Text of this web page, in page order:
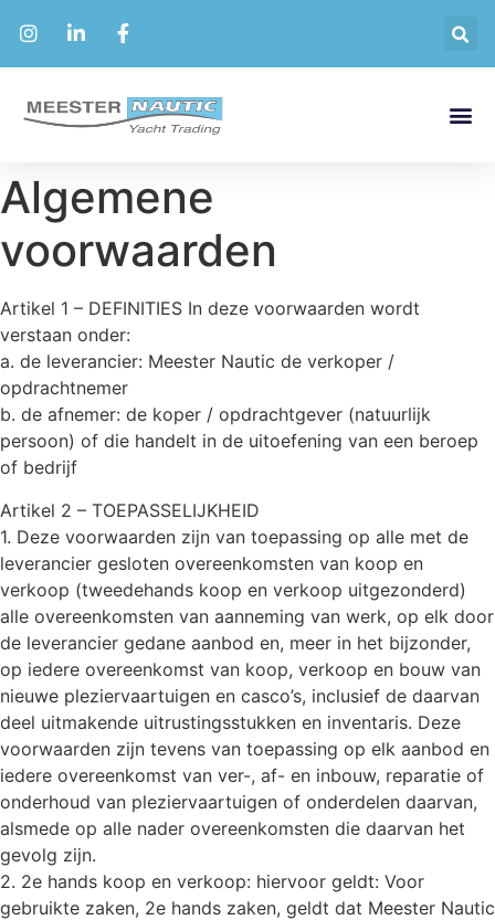
Algemene
voorwaarden
Artikel 1 – DEFINITIES In deze voorwaarden wordt
verstaan onder:
a. de leverancier: Meester Nautic de verkoper /
opdrachtnemer
b. de afnemer: de koper / opdrachtgever (natuurlijk
persoon) of die handelt in de uitoefening van een beroep
of bedrijf
Artikel 2 – TOEPASSELIJKHEID
1. Deze voorwaarden zijn van toepassing op alle met de
leverancier gesloten overeenkomsten van koop en
verkoop (tweedehands koop en verkoop uitgezonderd)
alle overeenkomsten van aanneming van werk, op elk door
de leverancier gedane aanbod en, meer in het bijzonder,
op iedere overeenkomst van koop, verkoop en bouw van
nieuwe pleziervaartuigen en casco’s, inclusief de daarvan
deel uitmakende uitrustingsstukken en inventaris. Deze
voorwaarden zijn tevens van toepassing op elk aanbod en
iedere overeenkomst van ver-, af- en inbouw, reparatie of
onderhoud van pleziervaartuigen of onderdelen daarvan,
alsmede op alle nader overeenkomsten die daarvan het
gevolg zijn.
2. 2e hands koop en verkoop: hiervoor geldt: Voor
gebruikte zaken, 2e hands zaken, geldt dat Meester Nautic